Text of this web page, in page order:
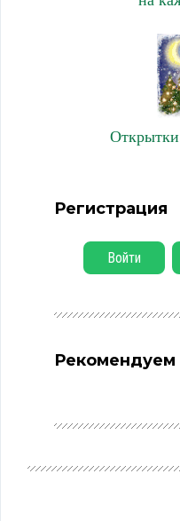
Регистрация
Войти
Рекомендуем